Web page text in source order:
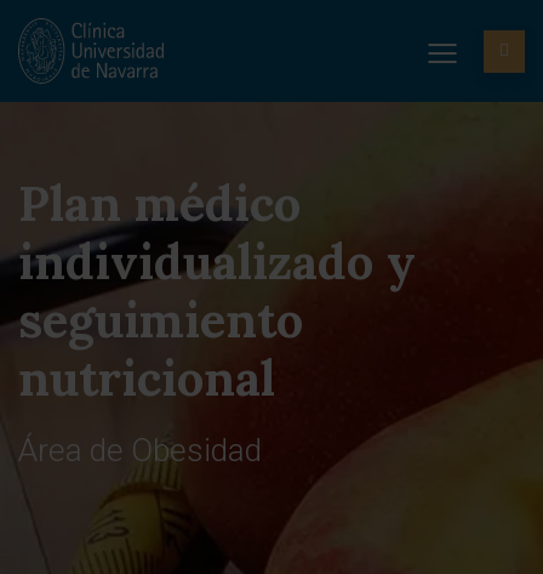
Plan médico
individualizado y
seguimiento
nutricional
Área de Obesidad